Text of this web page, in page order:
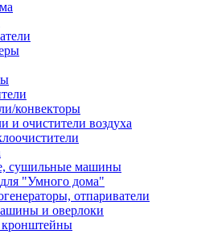
конвекторы
и очистители воздуха
сушильные машины
для "Умного дома"
отпариватели
и оверлоки
кронштейны